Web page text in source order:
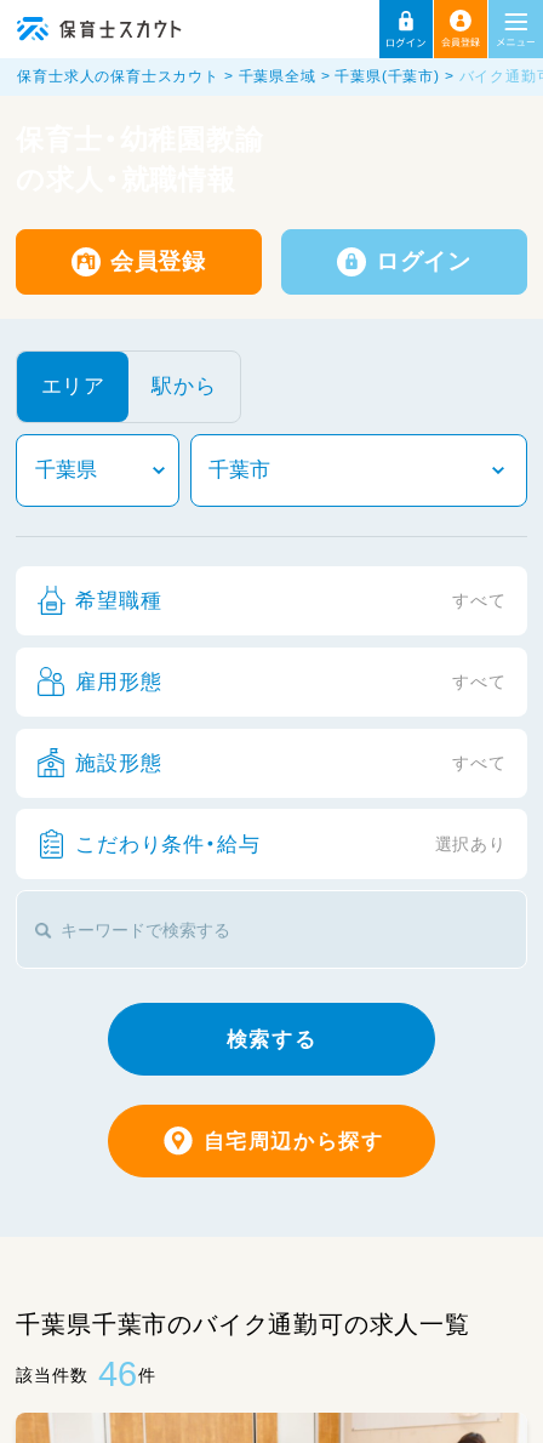
保育士求人の保育士スカウト 千葉県全域 千葉県(千葉市) バイク通勤
会員登録 ログイン
エリア 駅から
希望職種 すべて
雇用形態 すべて
施設形態 すべて
こだわり条件・給与 選択あり
検索する
自宅周辺から探す
千葉県千葉市のバイク通勤可の求人一覧
該当件数 46件